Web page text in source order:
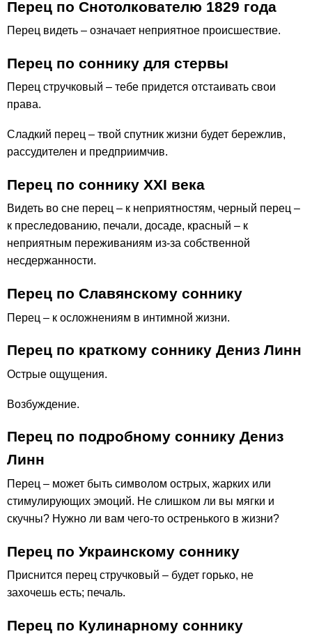
Перец по Снотолкователю 1829 года
Перец видеть – означает неприятное происшествие.
Перец по соннику для стервы
Перец стручковый – тебе придется отстаивать свои
права.
Сладкий перец – твой спутник жизни будет бережлив,
рассудителен и предприимчив.
Перец по соннику ХХІ века
Видеть во сне перец – к неприятностям, черный перец –
к преследованию, печали, досаде, красный – к
неприятным переживаниям из-за собственной
несдержанности.
Перец по Славянскому соннику
Перец – к осложнениям в интимной жизни.
Перец по краткому соннику Дениз Линн
Острые ощущения.
Возбуждение.
Перец по подробному соннику Дениз
Линн
Перец – может быть символом острых, жарких или
стимулирующих эмоций. Не слишком ли вы мягки и
скучны? Нужно ли вам чего-то остренького в жизни?
Перец по Украинскому соннику
Приснится перец стручковый – будет горько, не
захочешь есть; печаль.
Перец по Кулинарному соннику